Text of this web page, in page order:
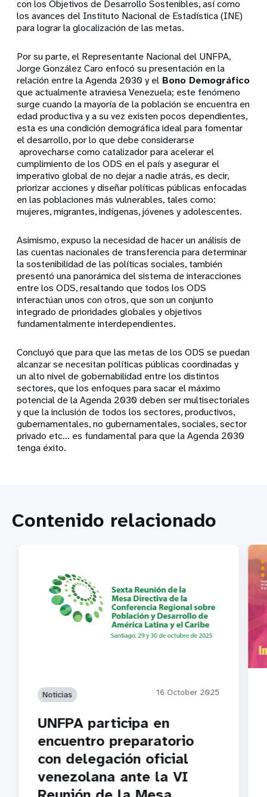
con los Objetivos de Desarrollo Sostenibles, así como
los avances del Instituto Nacional de Estadística (INE)
para lograr la glocalización de las metas.
Por su parte, el Representante Nacional del UNFPA,
Jorge González Caro enfocó su presentación en la
relación entre la Agenda 2030 y el Bono Demográfico
que actualmente atraviesa Venezuela; este fenómeno
surge cuando la mayoría de la población se encuentra en
edad productiva y a su vez existen pocos dependientes,
esta es una condición demográfica ideal para fomentar
el desarrollo, por lo que debe considerarse
aprovecharse como catalizador para acelerar el
cumplimiento de los ODS en el país y asegurar el
imperativo global de no dejar a nadie atrás, es decir,
priorizar acciones y diseñar políticas públicas enfocadas
en las poblaciones más vulnerables, tales como:
mujeres, migrantes, indígenas, jóvenes y adolescentes.
Asimismo, expuso la necesidad de hacer un análisis de
las cuentas nacionales de transferencia para determinar
la sostenibilidad de las políticas sociales, también
presentó una panorámica del sistema de interacciones
entre los ODS, resaltando que todos los ODS
interactúan unos con otros, que son un conjunto
integrado de prioridades globales y objetivos
fundamentalmente interdependientes.
Concluyó que para que las metas de los ODS se puedan
alcanzar se necesitan políticas públicas coordinadas y
un alto nivel de gobernabilidad entre los distintos
sectores, que los enfoques para sacar el máximo
potencial de la Agenda 2030 deben ser multisectoriales
y que la inclusión de todos los sectores, productivos,
gubernamentales, no gubernamentales, sociales, sector
privado etc… es fundamental para que la Agenda 2030
tenga éxito.
Contenido relacionado
Noticias 16 October 2025
UNFPA participa en
encuentro preparatorio
con delegación oficial
venezolana ante la VI